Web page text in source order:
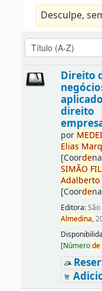
Desculpe,
Direito
direito
por MEDE
Elias
[Coorde
SIMÃO
Adalberto
[Coorde
Editora:
Almedina,
Disponibilida
[Númerode